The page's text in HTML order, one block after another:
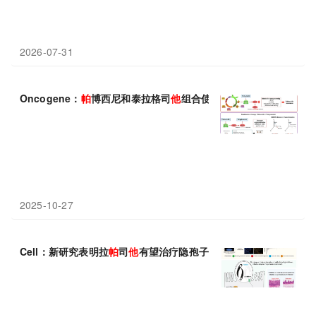
2026-07-31
Oncogene： 帕博西尼和泰拉格司他组合使用有望治疗结直肠癌
2025-10-27
Cell：新研究表明拉帕司他有望治疗隐孢子虫感染